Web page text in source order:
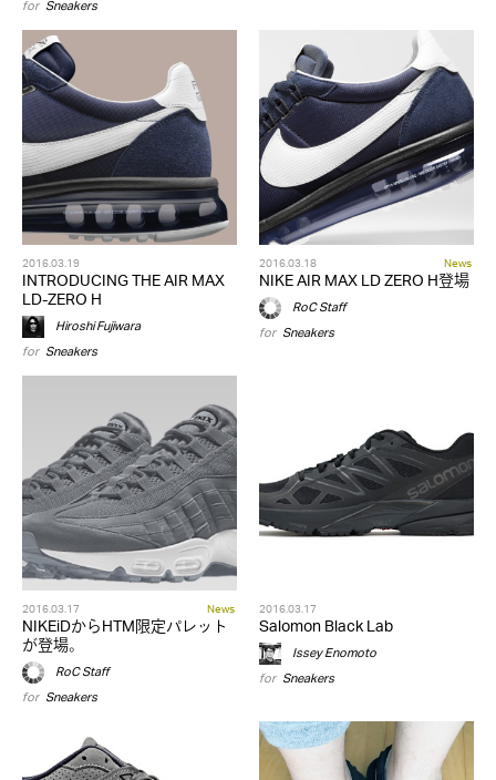
for Sneakers
2016.03.19
INTRODUCING THE AIR MAX
LD-ZERO H
Hiroshi Fujiwara
for Sneakers
2016.03.18 News
NIKE AIR MAX LD ZERO H登場
RoC Staff
for Sneakers
2016.03.17 News
NIKEiDからHTM限定パレット
が登場。
RoC Staff
for Sneakers
2016.03.17
Salomon Black Lab
Issey Enomoto
for Sneakers